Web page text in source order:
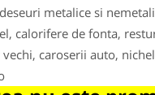
metalice si
calorifere de fonta,
caroserii auto,